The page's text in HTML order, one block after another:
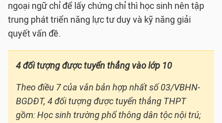
ngoại ngữ chỉ để lấy chứng chỉ thì học sinh nên tập
trung phát triển năng lực tư duy và kỹ năng giải
quyết vấn đề.
4 đối tượng được tuyển thẳng vào lớp 10
Theo điều 7 của văn bản hợp nhất số 03/VBHN-
BGDĐT, 4 đối tượng được tuyển thẳng THPT
gồm: Học sinh trường phổ thông dân tộc nội trú;